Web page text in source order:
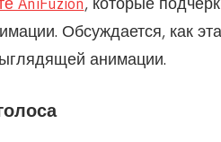
Обсуждается, как
анимации.